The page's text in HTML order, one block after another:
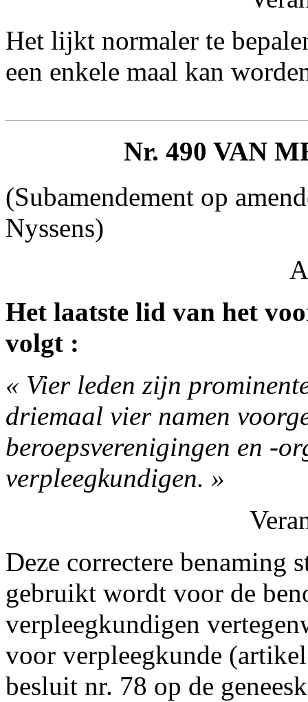
Het lijkt normaler te
een enkele maal kan
Nr. 490 VAN
(Subamendement op
Nyssens)
Het laatste lid van het
volgt :
« Vier leden zijn
driemaal vier namen
beroepsverenigingen en -
verpleegkundigen. »
Deze correctere benaming
gebruikt wordt voor de
verpleegkundigen
voor verpleegkunde
besluit nr. 78 op de